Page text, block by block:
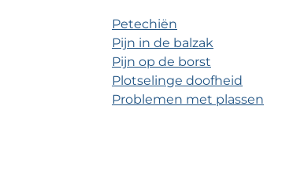
Petechiën
Pijn in de balzak
Pijn op de borst
Plotselinge doofheid
Problemen met plassen